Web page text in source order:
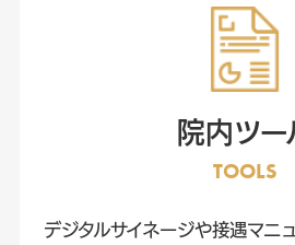
院内ツー
TOOLS
デジタルサイネージや接遇マニ